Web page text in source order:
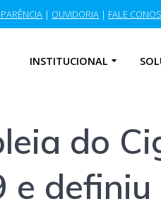
| OUVIDORIA | FALE
INSTITUCIONAL
do
e